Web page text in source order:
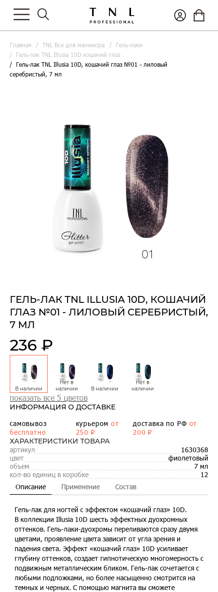
Главная TNL Все для маникюра
Гель-лаки
Гель-лак TNL Illusia 10D кошачий глаз
Гель-лак TNL Illusia 10D, кошачий глаз №01 - лиловый
серебристый, 7 мл
ГЕЛЬ-ЛАК TNL ILLUSIA 10D, КОШАЧИЙ
ГЛАЗ №01 - ЛИЛОВЫЙ СЕРЕБРИСТЫЙ,
7 МЛ
236 ₽
В наличии
Нет в
наличии
В наличии
Нет в
наличии
показать все 5 цветов
ИНФОРМАЦИЯ О ДОСТАВКЕ
самовывоз
бесплатно
курьеромот
250 ₽
доставка по РФ от
200 ₽
ХАРАКТЕРИСТИКИ ТОВАРА
артикул
1630368
цвет
фиолетовый
объем
7 мл
кол-во единиц в коробке
12
Описание
Применение Состав
Гель-лак для ногтей с эффектом «кошачий глаз» 10D.
В коллекции Illusia 10D шесть эффектных дуохромных
оттенков. Гель-лаки-дуохромы переливаются сразу двумя
цветами, проявление цвета зависит от угла зрения и
падения света. Эффект «кошачий глаз» 10D усиливает
глубину оттенков, создает гипнотическую многомерность с
подвижным металлическим бликом. Гель-лак сочетается с
любыми подложками, но более насыщенно смотрится на
темных и черных. С помощью магнита вы сможете